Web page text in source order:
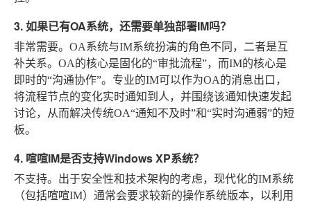
3. 如果已有OA系统，还需要单独部署IM吗？
非常需要。OA系统与IM系统扮演的角色不同，二者是互
补关系。OA的核心是固化的“审批流程”，而IM的核心是
即时的“沟通协作”。专业的IM可以作为OA的消息出口，
将流程节点的变化实时通知到人，并围绕该通知快速发起
讨论，从而解决传统OA“通知不及时”和“实时沟通弱”的短
板。
4. 喧喧IM是否支持Windows XP系统？
不支持。出于安全性和技术架构的考虑，现代化的IM系统
（包括喧喧IM）通常会要求较新的操作系统版本，以利用